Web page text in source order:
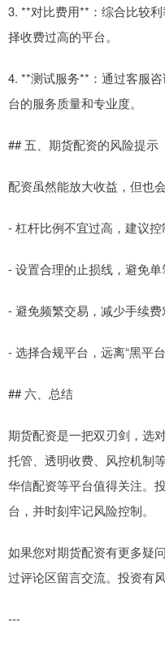
3. **对比费用**：综合比较
择收费过高的平台。
4. **测试服务**：通过客服
台的服务质量和专业度。
## 五、期货配资的风险提示
配资虽然能放大收益，但也
- 杠杆比例不宜过高，建议控
- 设置合理的止损线，避免单
- 避免频繁交易，减少手续费
- 选择合规平台，远离“黑平台
## 六、总结
期货配资是一把双刃剑，选
托管、透明收费、风控机制
华信配资等平台值得关注。
台，并时刻牢记风险控制。
如果您对期货配资有更多疑
过评论区留言交流。投资有
---